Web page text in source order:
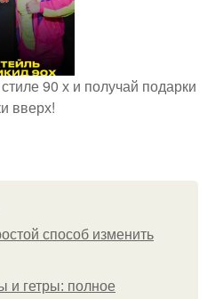
90 х и получай подарки
вверх!
способ изменить
и гетры: полное